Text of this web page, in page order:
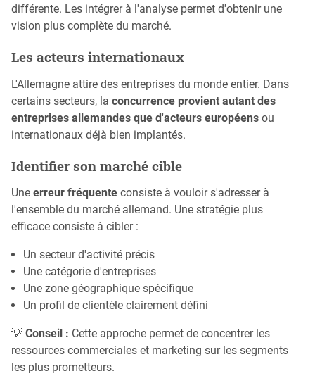
différente. Les intégrer à l'analyse permet d'obtenir une
vision plus complète du marché.
Les acteurs internationaux
L'Allemagne attire des entreprises du monde entier. Dans
certains secteurs, la concurrence provient autant des
entreprises allemandes que d'acteurs européens ou
internationaux déjà bien implantés.
Identifier son marché cible
Une erreur fréquente consiste à vouloir s'adresser à
l'ensemble du marché allemand. Une stratégie plus
efficace consiste à cibler :
Un secteur d'activité précis
Une catégorie d'entreprises
Une zone géographique spécifique
Un profil de clientèle clairement défini
💡 Conseil : Cette approche permet de concentrer les
ressources commerciales et marketing sur les segments
les plus prometteurs.